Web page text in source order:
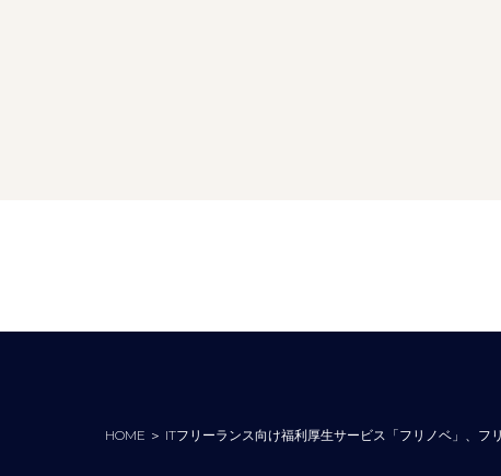
HOME ＞ ITフリーランス向け福利厚生サービス「フリノベ」、